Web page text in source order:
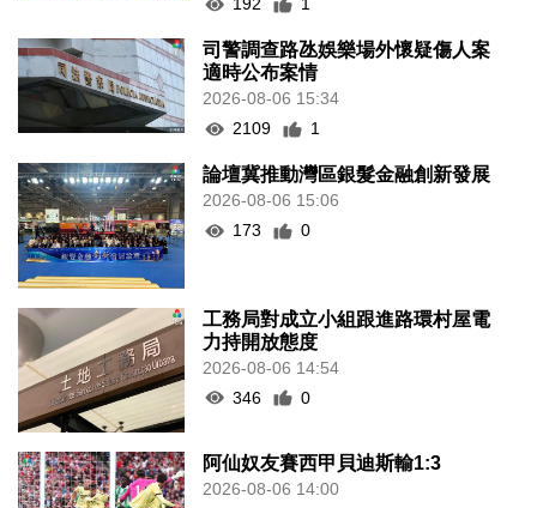
192
1
司警調查路氹娛樂場外懷疑傷人案
適時公布案情
2026-08-06 15:34
2109
1
論壇冀推動灣區銀髮金融創新發展
2026-08-06 15:06
173
0
工務局對成立小組跟進路環村屋電
力持開放態度
2026-08-06 14:54
346
0
阿仙奴友賽西甲貝迪斯輸1:3
2026-08-06 14:00